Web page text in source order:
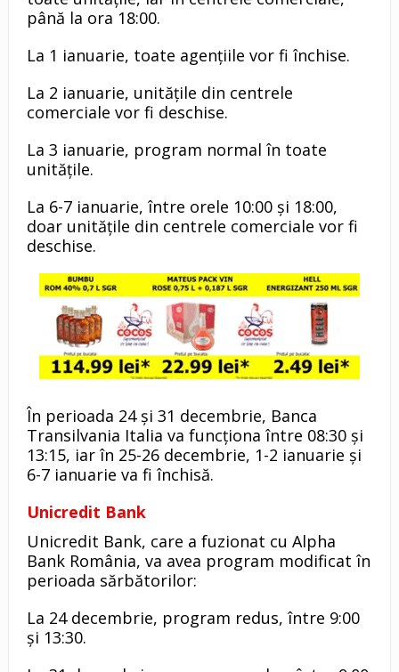
până la ora 18:00.
La 1 ianuarie, toate agențiile vor fi închise.
La 2 ianuarie, unitățile din centrele
comerciale vor fi deschise.
La 3 ianuarie, program normal în toate
unitățile.
La 6-7 ianuarie, între orele 10:00 și 18:00,
doar unitățile din centrele comerciale vor fi
deschise.
În perioada 24 și 31 decembrie, Banca
Transilvania Italia va funcționa între 08:30 și
13:15, iar în 25-26 decembrie, 1-2 ianuarie și
6-7 ianuarie va fi închisă.
Unicredit Bank
Unicredit Bank, care a fuzionat cu Alpha
Bank România, va avea program modificat în
perioada sărbătorilor:
La 24 decembrie, program redus, între 9:00
și 13:30.